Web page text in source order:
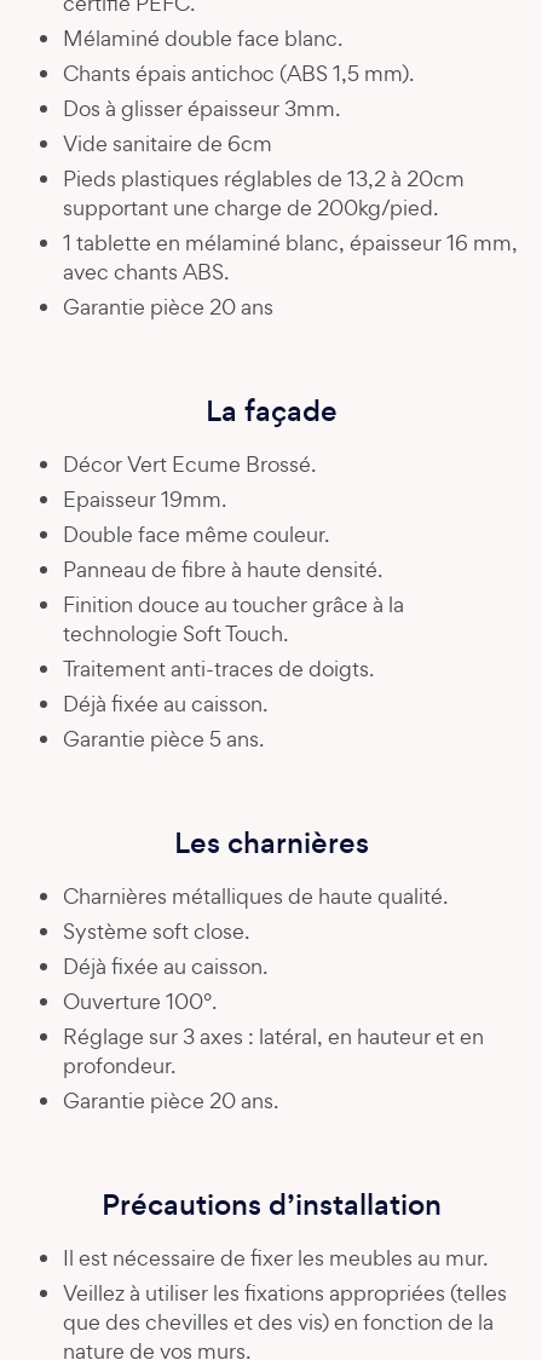
Mélaminé double face blanc.
Chants épais antichoc (ABS 1,5 mm).
Dos à glisser épaisseur 3mm.
Vide sanitaire de 6cm
Pieds plastiques réglables de 13,2 à 20cm
supportant une charge de 200kg/pied.
1 tablette en mélaminé blanc, épaisseur 16 mm,
avec chants ABS.
Garantie pièce 20 ans
La façade
Décor Vert Ecume Brossé.
Epaisseur 19mm.
Double face même couleur.
Panneau de fibre à haute densité.
Finition douce au toucher grâce à la
technologie Soft Touch.
Traitement anti-traces de doigts.
Déjà fixée au caisson.
Garantie pièce 5 ans.
Les charnières
Charnières métalliques de haute qualité.
Système soft close.
Déjà fixée au caisson.
Ouverture 100°.
Réglage sur 3 axes : latéral, en hauteur et en
profondeur.
Garantie pièce 20 ans.
Précautions d’installation
Il est nécessaire de fixer les meubles au mur.
Veillez à utiliser les fixations appropriées (telles
que des chevilles et des vis) en fonction de la
nature de vos murs.